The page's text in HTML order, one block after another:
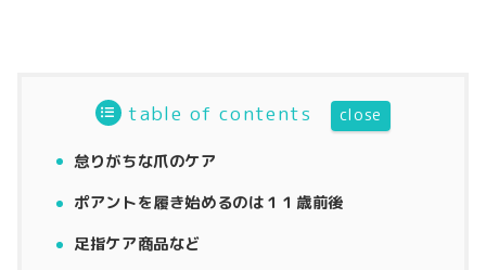
table of contents
怠りがちな爪のケア
ポアントを履き始めるのは１１歳前後
足指ケア商品など